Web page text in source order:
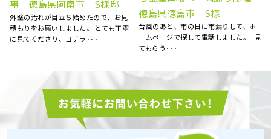
天井にシミが出来ていることに気がつ
き、慌てて探した明ホームプランさん
に点検のお願いをしました･･･
大変お世話になりました。 エアコン
等、またお願い致します。 大満足で
す！！ ･･･